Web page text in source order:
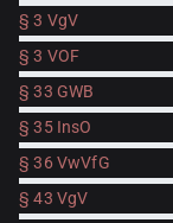
§ 3 VgV
§ 3 VOF
§ 33 GWB
§ 35 InsO
§ 36 VwVfG
§ 43 VgV